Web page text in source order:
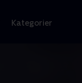
Kategorier